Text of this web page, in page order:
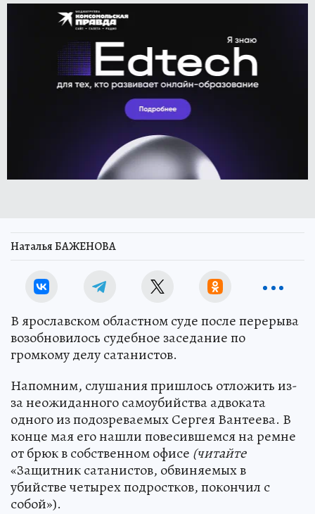
Наталья БАЖЕНОВА
В ярославском областном суде после перерыва
возобновилось судебное заседание по
громкому делу сатанистов.
Напомним, слушания пришлось отложить из-
за неожиданного самоубийства адвоката
одного из подозреваемых Сергея Вантеева. В
конце мая его нашли повесившемся на ремне
от брюк в собственном офисе (читайте
«Защитник сатанистов, обвиняемых в
убийстве четырех подростков, покончил с
собой»).